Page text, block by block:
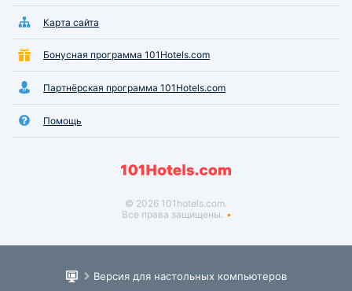
Карта сайта
Бонусная программа 101Hotels.com
Партнёрская программа 101Hotels.com
Помощь
© 2026 101hotels.com.
Все права защищены.
Версия для настольных компьютеров